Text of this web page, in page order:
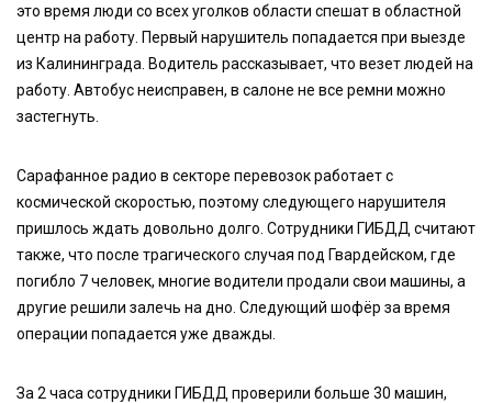
это время люди со всех уголков области спешат в областной
центр на работу. Первый нарушитель попадается при выезде
из Калининграда. Водитель рассказывает, что везет людей на
работу. Автобус неисправен, в салоне не все ремни можно
застегнуть.
Сарафанное радио в секторе перевозок работает с
космической скоростью, поэтому следующего нарушителя
пришлось ждать довольно долго. Сотрудники ГИБДД считают
также, что после трагического случая под Гвардейском, где
погибло 7 человек, многие водители продали свои машины, а
другие решили залечь на дно. Следующий шофёр за время
операции попадается уже дважды.
За 2 часа сотрудники ГИБДД проверили больше 30 машин,